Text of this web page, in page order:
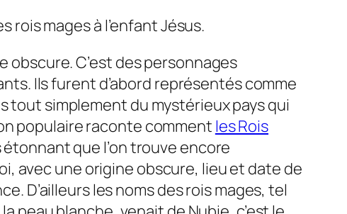
rois mages à l’enfant Jésus.
obscure. C’est des personnages
Ils furent d’abord représentés comme
simplement du mystérieux pays qui
populaire raconte comment les Rois
étonnant que l’on trouve encore
avec une origine obscure, lieu et date de
D’ailleurs les noms des rois mages, tel